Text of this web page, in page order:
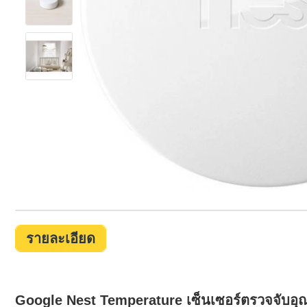
รายละเอียด
Google Nest Temperature เซ็นเซอร์ตรวจจับ